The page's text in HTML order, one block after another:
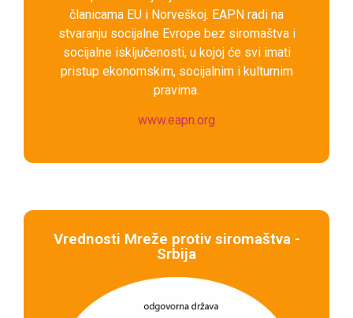
članicama EU i Norveškoj. EAPN radi na
stvaranju socijalne Evrope bez siromaštva i
socijalne isključenosti, u kojoj će svi imati
pristup ekonomskim, socijalnim i kulturnim
pravima.
www.eapn.org
Vrednosti Mreže protiv siromaštva -
Srbija